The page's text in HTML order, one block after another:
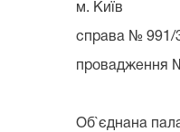
м. Київ
справа № 991/
провадження
Об`єднана